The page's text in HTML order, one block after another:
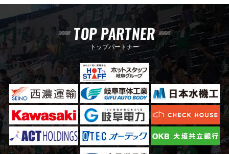
TOP PARTNER
トップパートナー